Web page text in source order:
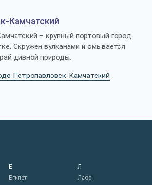
Камчатский
– крупный портовый город
Окружён вулканами и омывается
дивной природы.
Петропавловск-Камчатский
Е
Египет
Л
Лаос